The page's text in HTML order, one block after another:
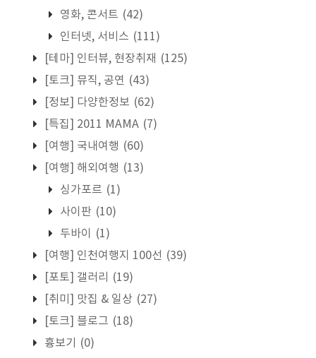
영화, 콘서트 (42)
인터넷, 서비스 (111)
[테마] 인터뷰, 현장취재 (125)
[토크] 뮤직, 공연 (43)
[정보] 다양한정보 (62)
[특집] 2011 MAMA (7)
[여행] 국내여행 (60)
[여행] 해외여행 (13)
싱가포르 (1)
사이판 (10)
두바이
(1)
[여행] 인천여행지 100선 (39)
[포토] 갤러리
(19)
[취미] 맛집 & 일상 (27)
[토크] 블로그 (18)
흉보기
(0)